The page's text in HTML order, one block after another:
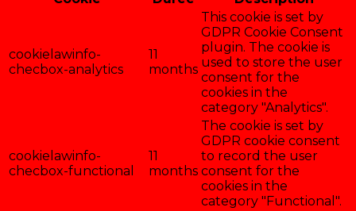
cookielawinfo-
checbox-analytics
11
months
This cookie is set by
GDPR Cookie Consent
plugin. The cookie is
used to store the user
consent for the
cookies in the
category "Analytics".
cookielawinfo-
checbox-functional
11
months
The cookie is set by
GDPR cookie consent
to record the user
consent for the
cookies in the
category "Functional".